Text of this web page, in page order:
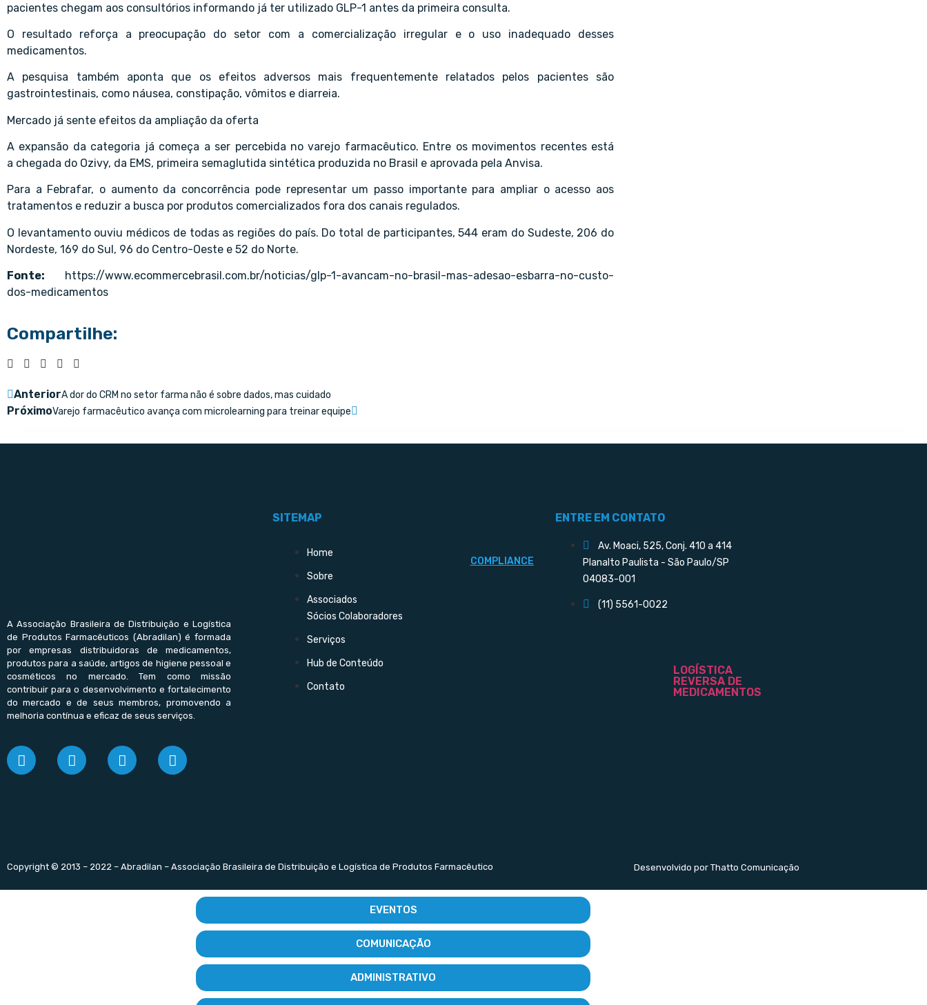
pacientes chegam aos consultórios informando já ter utilizado GLP-1 antes da primeira consulta.
O resultado reforça a preocupação do setor com a comercialização irregular e o uso inadequado desses
medicamentos.
A pesquisa também aponta que os efeitos adversos mais frequentemente relatados pelos pacientes são
gastrointestinais, como náusea, constipação, vômitos e diarreia.
Mercado já sente efeitos da ampliação da oferta
A expansão da categoria já começa a ser percebida no varejo farmacêutico. Entre os movimentos recentes está
a chegada do Ozivy, da EMS, primeira semaglutida sintética produzida no Brasil e aprovada pela Anvisa.
Para a Febrafar, o aumento da concorrência pode representar um passo importante para ampliar o acesso aos
tratamentos e reduzir a busca por produtos comercializados fora dos canais regulados.
O levantamento ouviu médicos de todas as regiões do país. Do total de participantes, 544 eram do Sudeste, 206 do
Nordeste, 169 do Sul, 96 do Centro-Oeste e 52 do Norte.
Fonte:
https://www.ecommercebrasil.com.br/noticias/glp-1-avancam-no-brasil-mas-adesao-esbarra-no-custo-
dos-medicamentos
Compartilhe:
AnteriorA dor do CRM no setor farma não é sobre dados, mas cuidado
PróximoVarejo farmacêutico avança com microlearning para treinar equipe
A Associação Brasileira de Distribuição e Logística
de Produtos Farmacêuticos (Abradilan) é formada
por empresas distribuidoras de medicamentos,
produtos para a saúde, artigos de higiene pessoal e
cosméticos no mercado. Tem como missão
contribuir para o desenvolvimento e fortalecimento
do mercado e de seus membros, promovendo a
melhoria contínua e eficaz de seus serviços.
SITEMAP
Home
Sobre
Associados
Sócios Colaboradores
Serviços
Hub de Conteúdo
Contato
COMPLIANCE
ENTRE EM CONTATO
Av. Moaci, 525, Conj. 410 a 414
Planalto Paulista - São Paulo/SP
04083-001
(11) 5561-0022
LOGÍSTICA
REVERSA DE
MEDICAMENTOS
Copyright © 2013 – 2022 – Abradilan – Associação Brasileira de Distribuição e Logística de Produtos Farmacêutico Desenvolvido por Thatto Comunicação
EVENTOS
COMUNICAÇÃO
ADMINISTRATIVO